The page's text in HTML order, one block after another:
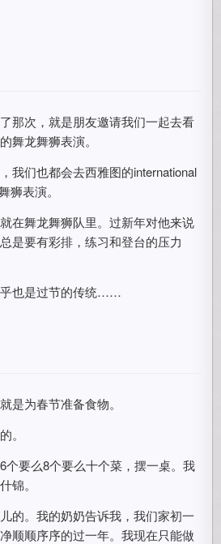
那次，就是朋友邀请我们一起去看
舞龙舞狮表演。
我们也都会去西雅图的international
狮表演。
在舞龙舞狮队里。过新年对他来说
是要有彩排，练习和登台的压力
乎也是过节的传统……
是为春节准备食物。
。
个要么8个要么十个菜，摆一桌。我
锦。
的。我的奶奶告诉我，我们家初一
顺顺序序的过一年。我现在只能做